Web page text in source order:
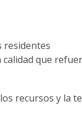
residentes
que
recursos y la